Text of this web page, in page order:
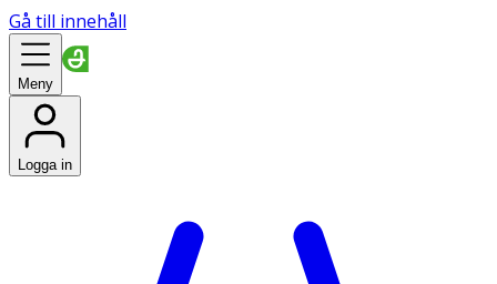
Gå till innehåll
Meny
Logga in